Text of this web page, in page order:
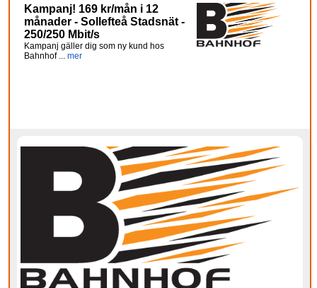
Kampanj! 169 kr/mån i 12
månader - Sollefteå Stadsnät -
250/250 Mbit/s
Kampanj gäller dig som ny kund hos
Bahnhof ... mer